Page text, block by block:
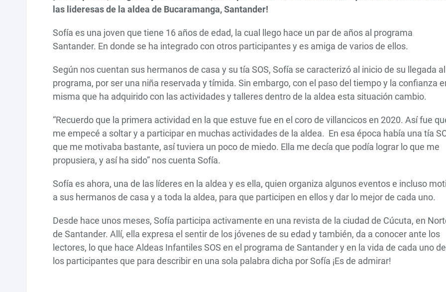
las lideresas de la aldea de Bucaramanga, Santander!
Sofía es una joven que tiene 16 años de edad, la cual llego hace un par de años al programa
Santander. En donde se ha integrado con otros participantes y es amiga de varios de ellos.
Según nos cuentan sus hermanos de casa y su tía SOS, Sofía se caracterizó al inicio de su llegada al
programa, por ser una niña reservada y tímida. Sin embargo, con el paso del tiempo y la confianza
misma que ha adquirido con las actividades y talleres dentro de la aldea esta situación cambio.
“Recuerdo que la primera actividad en la que estuve fue en el coro de villancicos en 2020. Así fue
me empecé a soltar y a participar en muchas actividades de la aldea. En esa época había una tía
que me motivaba bastante, así tuviera un poco de miedo. Ella me decía que podía lograr lo que me
propusiera, y así ha sido” nos cuenta Sofía.
Sofía es ahora, una de las líderes en la aldea y es ella, quien organiza algunos eventos e incluso
a sus hermanos de casa y a toda la aldea, para que participen en ellos y dar lo mejor de cada uno.
Desde hace unos meses, Sofía participa activamente en una revista de la ciudad de Cúcuta, en
de Santander. Allí, ella expresa el sentir de los jóvenes de su edad y también, da a conocer ante los
lectores, lo que hace Aldeas Infantiles SOS en el programa de Santander y en la vida de cada uno de
los participantes que para describir en una sola palabra dicha por Sofía ¡Es de admirar!